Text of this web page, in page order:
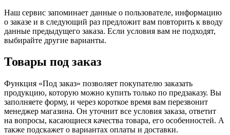
Наш сервис запоминает данные о пользователе, информацию
о заказе и в следующий раз предложит вам повторить к вводу
данные предыдущего заказа. Если условия вам не подходят,
выбирайте другие варианты.
Товары под заказ
Функция «Под заказ» позволяет покупателю заказать
продукцию, которую можно купить только по предзаказу. Вы
заполняете форму, и через короткое время вам перезвонит
менеджер магазина. Он уточнит все условия заказа, ответит
на вопросы, касающиеся качества товара, его особенностей. А
также подскажет о вариантах оплаты и доставки.